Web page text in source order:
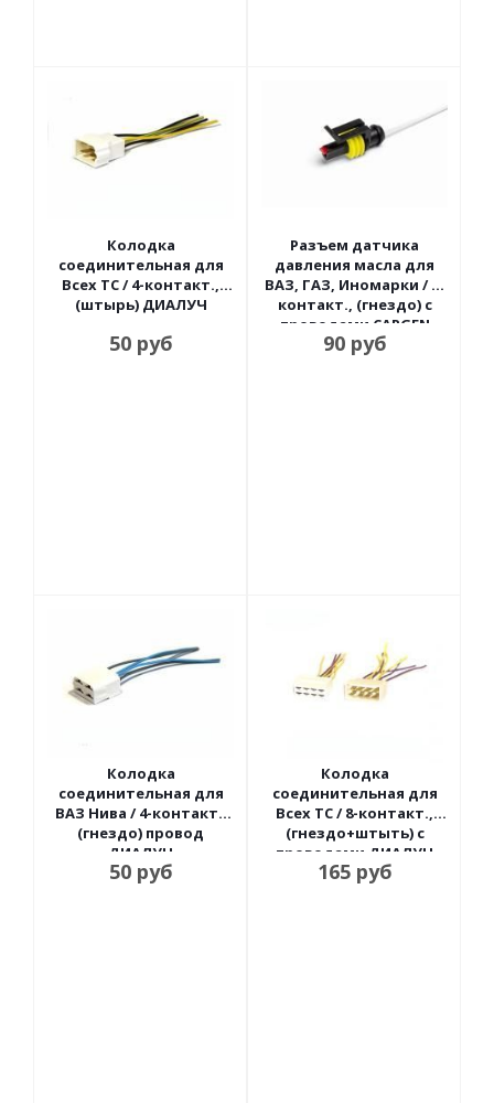
Колодка
соединительная для
Всех ТС / 4-контакт.,
(штырь) ДИАЛУЧ
50руб
Разъем датчика
давления масла для
ВАЗ, ГАЗ, Иномарки / 1-
контакт., (гнездо) с
проводами CARGEN
90руб
Колодка
соединительная для
ВАЗ Нива / 4-контакт.,
(гнездо) провод
ДИАЛУЧ
50руб
Колодка
соединительная для
Всех ТС / 8-контакт.,
(гнездо+штыть) с
проводами ДИАЛУЧ
165руб